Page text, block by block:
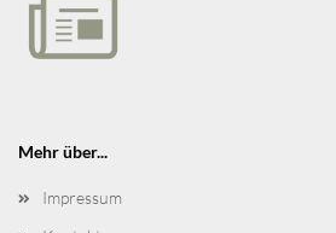
Mehr über...
Impressum